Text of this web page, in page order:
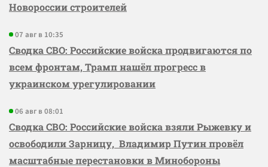
Новороссии строителей
07 авг в 10:35
Сводка СВО: Российские войска продвигаются по
всем фронтам, Трамп нашёл прогресс в
украинском урегулировании
06 авг в 08:01
Сводка СВО: Российские войска взяли Рыжевку и
освободили Зарницу, Владимир Путин провёл
масштабные перестановки в Минобороны